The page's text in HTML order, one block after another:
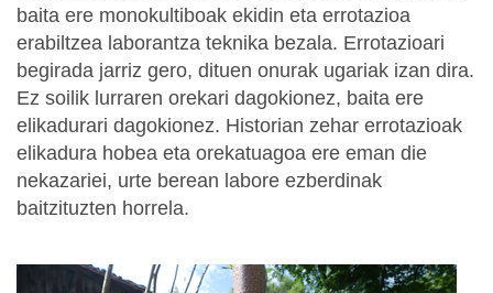
baita ere monokultiboak ekidin eta errotazioa
erabiltzea laborantza teknika bezala. Errotazioari
begirada jarriz gero, dituen onurak ugariak izan dira.
Ez soilik lurraren orekari dagokionez, baita ere
elikadurari dagokionez. Historian zehar errotazioak
elikadura hobea eta orekatuagoa ere eman die
nekazariei, urte berean labore ezberdinak
baitzituzten horrela.